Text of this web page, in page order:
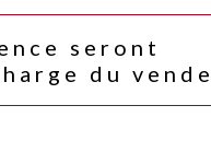
seront
du